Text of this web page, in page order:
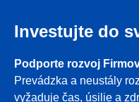
Investujte do
Podporte rozvoj
Prevádzka a neustály
vyžaduje čas, úsilie a